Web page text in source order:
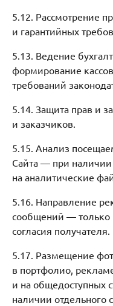
5.12. Рассмотрение
и гарантийных
5.13. Ведение
формирование
требований
5.14. Защита прав и
и заказчиков.
5.15. Анализ
Сайта — при наличии
на аналитические
5.16. Направление
сообщений — только
согласия получателя.
5.17. Размещение
в портфолио,
и на общедоступных
наличии отдельного